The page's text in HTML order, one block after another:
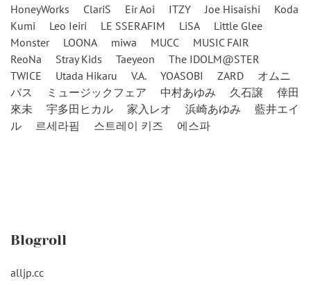
HoneyWorks
ClariS Eir Aoi ITZY Joe Hisaishi
Koda
Kumi
Leo Ieiri LE SSERAFIM LiSA
Little Glee
Monster
LOONA miwa MUCC
MUSIC FAIR
ReoNa
Stray Kids Taeyeon
The IDOLM@STER
TWICE
Utada Hikaru V.A. YOASOBI ZARD
オムニ
バス
ミュージックフェア 中村あゆみ 久石譲
倖田
來未
宇多田ヒカル 家入レオ 浜崎あゆみ
藍井エイ
ル
르세라핌 스트레이 키즈 에스파
Blogroll
alljp.cc